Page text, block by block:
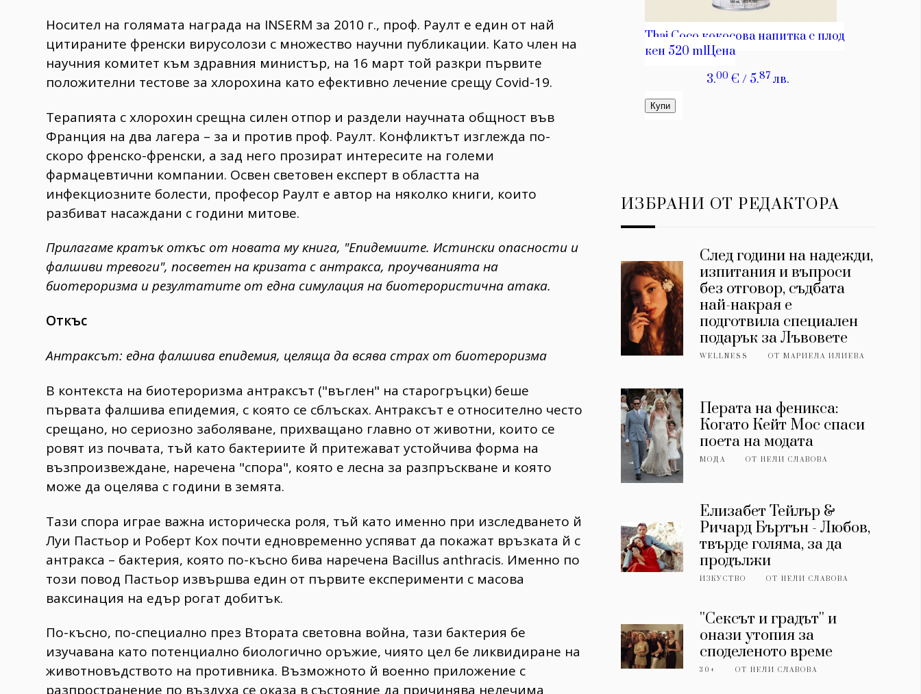
Носител на голямата награда на INSERM за 2010 г., проф. Раулт е един от най
цитираните френски вирусолози с множество научни публикации. Като член на
научния комитет към здравния министър, на 16 март той разкри първите
положителни тестове за хлорохина като ефективно лечение срещу Covid-19.
Терапията с хлорохин срещна силен отпор и раздели научната общност във
Франция на два лагера – за и против проф. Раулт. Конфликтът изглежда по-
скоро френско-френски, а зад него прозират интересите на големи
фармацевтични компании. Освен световен експерт в областта на
инфекциозните болести, професор Раулт е автор на няколко книги, които
разбиват насаждани с години митове.
Прилагаме кратък откъс от новата му книга, "Епидемиите. Истински опасности и
фалшиви тревоги", посветен на кризата с антракса, проучванията на
биотероризма и резултатите от една симулация на биотерористична атака.
Откъс
Антраксът: една фалшива епидемия, целяща да всява страх от биотероризма
В контекста на биотероризма антраксът ("въглен" на старогръцки) беше
първата фалшива епидемия, с която се сблъсках. Антраксът е относително често
срещано, но сериозно заболяване, прихващано главно от животни, които се
ровят из почвата, тъй като бактериите й притежават устойчива форма на
възпроизвеждане, наречена "спора", която е лесна за разпръскване и която
може да оцелява с години в земята.
Тази спора играе важна историческа роля, тъй като именно при изследването й
Луи Пастьор и Роберт Кох почти едновременно успяват да покажат връзката й с
антракса – бактерия, която по-късно бива наречена Bacillus anthracis. Именно по
този повод Пастьор извършва един от първите експерименти с масова
ваксинация на едър рогат добитък.
По-късно, по-специално през Втората световна война, тази бактерия бe
изучавана като потенциално биологично оръжие, чиято цел бе ликвидиране на
животновъдството на противника. Възможното й военно приложение с
разпространение по въздуха се оказа в състояние да причинява нелечима
ИЗБРАНИ ОТ РЕДАКТОРА
След години на надежди,
изпитания и въпроси
без отговор, съдбата
най-накрая е
подготвила специален
подарък за Лъвовете
WELLNESS ОТМАРИЕЛА ИЛИЕВА
Перата на феникса:
Когато Кейт Мос спаси
поета на модата
МОДА ОТНЕЛИ СЛАВОВА
Елизабет Тейлър &
Ричард Бъртън - Любов,
твърде голяма, за да
продължи
ИЗКУСТВО ОТНЕЛИ СЛАВОВА
''Сексът и градът'' и
онази утопия за
споделеното време
30+ ОТНЕЛИ СЛАВОВА